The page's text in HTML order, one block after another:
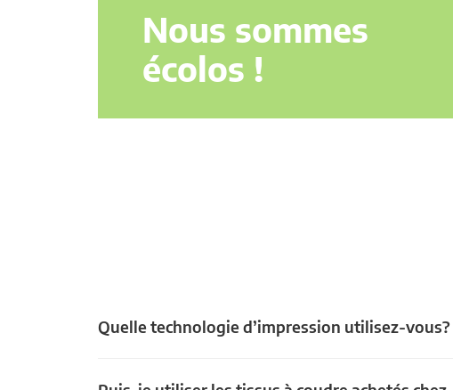
Nous sommes
écolos !
Quelle technologie d’impression utilisez-vous?